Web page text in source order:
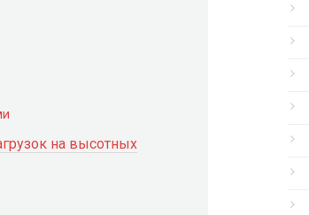
на высотных